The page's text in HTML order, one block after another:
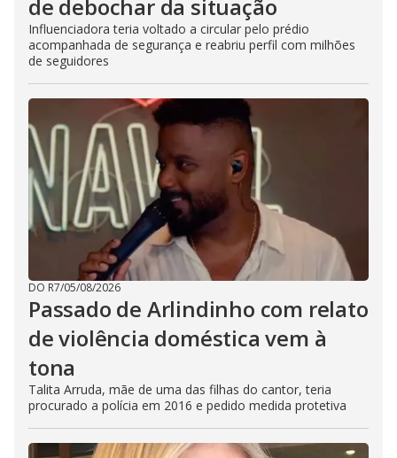
de debochar da situação
Influenciadora teria voltado a circular pelo prédio
acompanhada de segurança e reabriu perfil com milhões
de seguidores
DO R7/05/08/2026
Passado de Arlindinho com relato
de violência doméstica vem à
tona
Talita Arruda, mãe de uma das filhas do cantor, teria
procurado a polícia em 2016 e pedido medida protetiva